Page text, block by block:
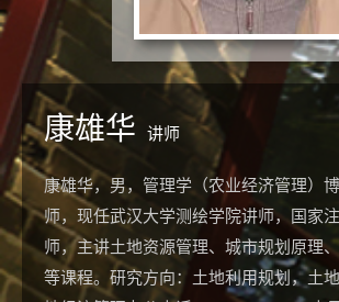
康雄华 讲师
康雄华，男，管理学（农业经济管理）
师，现任武汉大学测绘学院讲师，国家
师，主讲土地资源管理、城市规划原理
等课程。研究方向：土地利用规划，土